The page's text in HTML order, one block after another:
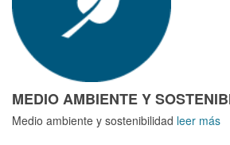
MEDIO AMBIENTE Y
Medio ambiente y sostenibilidad leer más